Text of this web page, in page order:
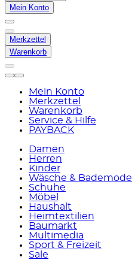
Mein Konto
Merkzettel
Warenkorb
Mein Konto
Merkzettel
Warenkorb
Service & Hilfe
PAYBACK
Damen
Herren
Kinder
Wäsche & Bademode
Schuhe
Möbel
Haushalt
Heimtextilien
Baumarkt
Multimedia
Sport & Freizeit
Sale